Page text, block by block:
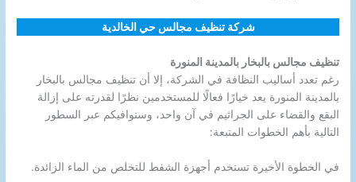
شركة تنظيف مجالس حي الخالدية
تنظيف مجالس بالبخار بالمدينة المنورة
رغم تعدد أساليب النظافة في الشركة، إلا أن تنظيف مجالس بالبخار
بالمدينة المنورة يعد خيارًا فعالًا للمستخدمين نظرًا لقدرته على إزالة
البقع والقضاء على الجراثيم في آن واحد، وسنوافيكم عبر السطور
التالية بأهم الخطوات المتبعة:
في الخطوة الأخيرة تستخدم أجهزة الشفط للتخلص من الماء الزائدة.